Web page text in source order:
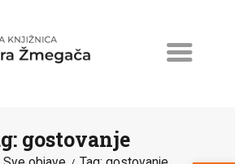
gostovanje